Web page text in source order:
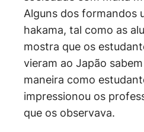
Alguns dos formandos
hakama, tal como as
mostra que os
vieram ao Japão
maneira como
impressionou os
que os observava.